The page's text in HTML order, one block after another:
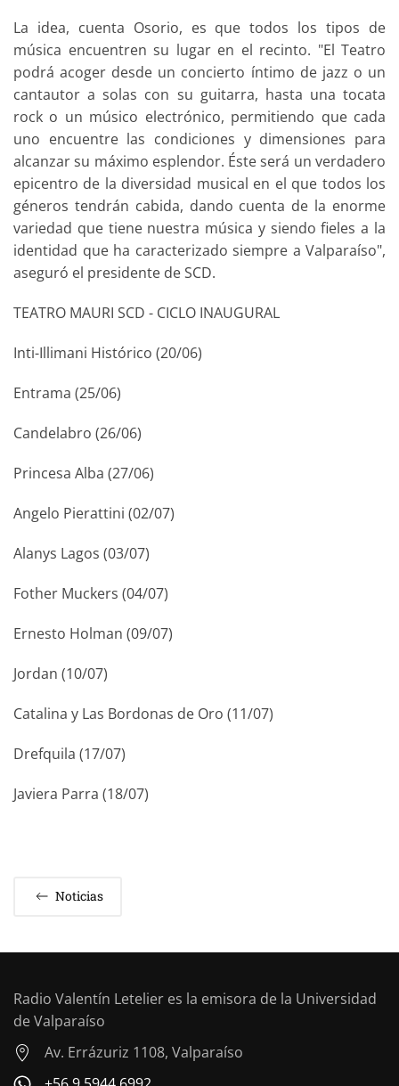
La idea, cuenta Osorio, es que todos los tipos de
música encuentren su lugar en el recinto. "El Teatro
podrá acoger desde un concierto íntimo de jazz o un
cantautor a solas con su guitarra, hasta una tocata
rock o un músico electrónico, permitiendo que cada
uno encuentre las condiciones y dimensiones para
alcanzar su máximo esplendor. Éste será un verdadero
epicentro de la diversidad musical en el que todos los
géneros tendrán cabida, dando cuenta de la enorme
variedad que tiene nuestra música y siendo fieles a la
identidad que ha caracterizado siempre a Valparaíso",
aseguró el presidente de SCD.
TEATRO MAURI SCD - CICLO INAUGURAL
Inti-Illimani Histórico (20/06)
Entrama (25/06)
Candelabro (26/06)
Princesa Alba (27/06)
Angelo Pierattini (02/07)
Alanys Lagos (03/07)
Fother Muckers (04/07)
Ernesto Holman (09/07)
Jordan (10/07)
Catalina y Las Bordonas de Oro (11/07)
Drefquila (17/07)
Javiera Parra (18/07)
Noticias
Radio Valentín Letelier es la emisora de la Universidad
de Valparaíso
Av. Errázuriz 1108, Valparaíso